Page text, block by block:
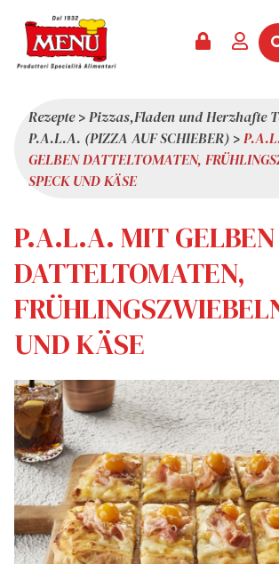
KATALOG
SERVICES
NEUHEITEN
PRÄMIEN
PRESSESCHAU
ÜBER UNS
QUALITÄT
WERTE
SHOWROOM
ARBEITEN SIE MIT UNS
Rezepte>Pizzas,Fladen und Herzhafte
P.A.L.A. (PIZZA AUF SCHIEBER) >
GELBEN DATTELTOMATEN,
SPECK UND KÄSE
P.A.L.A. MIT GELBEN
DATTELTOMATEN,
UND KÄSE